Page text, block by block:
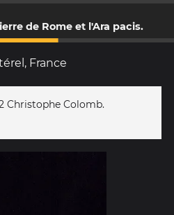
de Rome et l'Ara pacis.
France
Christophe Colomb.